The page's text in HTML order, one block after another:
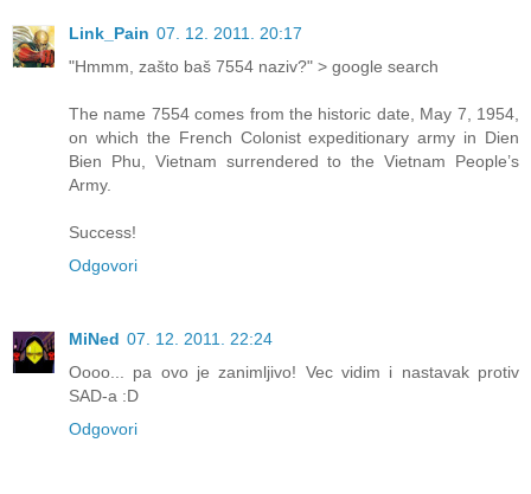
Link_Pain 07. 12. 2011. 20:17
"Hmmm, zašto baš 7554 naziv?" > google search
The name 7554 comes from the historic date, May 7, 1954,
on which the French Colonist expeditionary army in Dien
Bien Phu, Vietnam surrendered to the Vietnam People’s
Army.
Success!
Odgovori
MiNed 07. 12. 2011. 22:24
Oooo... pa ovo je zanimljivo! Vec vidim i nastavak protiv
SAD-a :D
Odgovori